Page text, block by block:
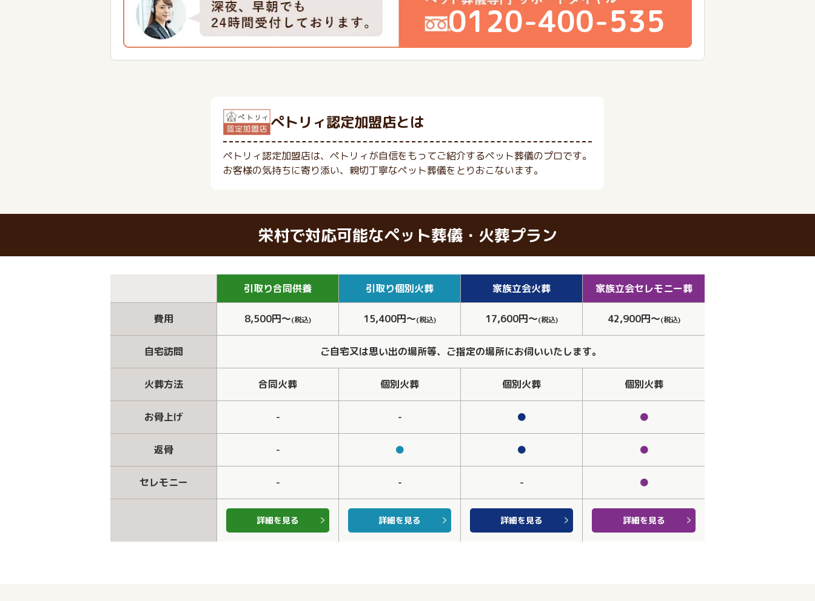
0120-400-535
ぺトリィ認定加盟店とは
ペトリィ認定加盟店は、ペトリィが自信をもってご紹介するペット葬儀のプロです。
お客様の気持ちに寄り添い、親切丁寧なペット葬儀をとりおこないます。
栄村で対応可能なペット葬儀・火葬プラン
引取り合同供養 引取り個別火葬 家族立会火葬 家族立会セレモニー葬
費用 8,500円～(税込) 15,400円～(税込) 17,600円～(税込) 42,900円～(税込)
自宅訪問 ご自宅又は思い出の場所等、ご指定の場所にお伺いいたします。
火葬方法 合同火葬 個別火葬 個別火葬 個別火葬
お骨上げ - - ● ●
返骨 - ● ● ●
セレモニー - - - ●
詳細を見る 詳細を見る 詳細を見る 詳細を見る